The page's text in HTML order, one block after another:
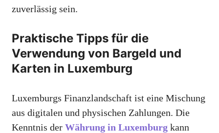
zuverlässig sein.
Praktische Tipps für die
Verwendung von Bargeld und
Karten in Luxemburg
Luxemburgs Finanzlandschaft ist eine Mischung
aus digitalen und physischen Zahlungen. Die
Kenntnis der Währung in Luxemburg kann